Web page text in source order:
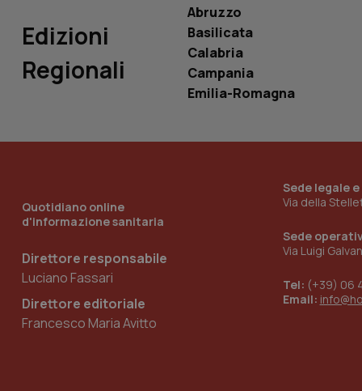
Edizioni
Regionali
Abruzzo
Basilicata
Calabria
Campania
Emilia-Romagna
Quotidiano online
d'informazione sanitaria
Direttore responsabile
Luciano Fassari
Direttore editoriale
Francesco Maria Avitto
Sede legale
Via della
Sede
Via Luigi
Tel: (+39) 06
Email:
_ga_KM60CM4NPH
_ga_0VMQEQKQ1N
__Secure-YNID